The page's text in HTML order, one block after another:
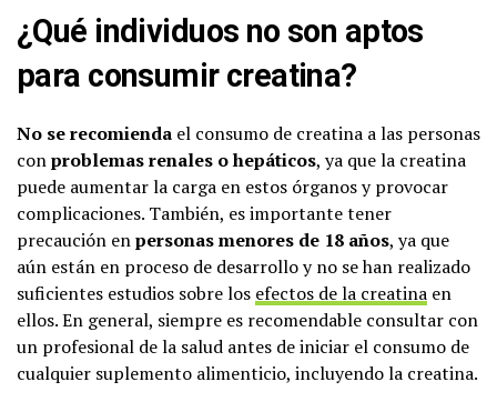
¿Qué individuos no son aptos
para consumir creatina?
No se recomienda el consumo de creatina a las personas
conproblemas renales o hepáticos, ya que la creatina
puede aumentar la carga en estos órganos y provocar
complicaciones. También, es importante tener
precaución enpersonas menores de 18 años, ya que
aún están en proceso de desarrollo y no se han realizado
suficientes estudios sobre los efectos de la creatina en
ellos. En general, siempre es recomendable consultar con
un profesional de la salud antes de iniciar el consumo de
cualquier suplemento alimenticio, incluyendo la creatina.